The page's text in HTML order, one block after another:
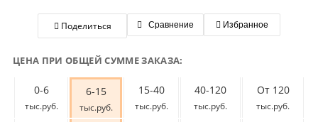
Поделиться Сравнение Избранное
ЦЕНА ПРИ ОБЩЕЙ СУММЕ ЗАКАЗА:
0-6
тыс.руб.
6-15
тыс.руб.
15-40
тыс.руб.
40-120
тыс.руб.
От 120
тыс.руб.